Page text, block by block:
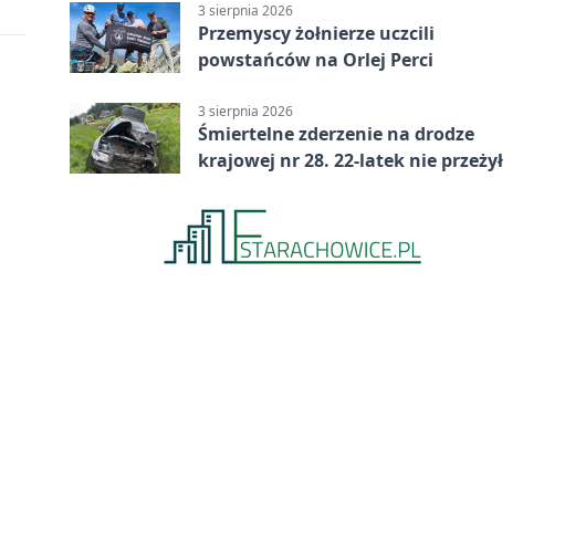
3 sierpnia 2026
Przemyscy żołnierze uczcili
powstańców na Orlej Perci
3 sierpnia 2026
Śmiertelne zderzenie na drodze
krajowej nr 28. 22-latek nie przeżył